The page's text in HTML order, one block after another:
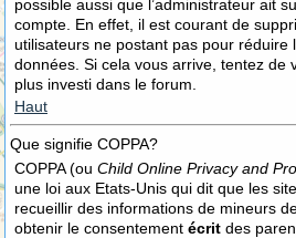
possible aussi que l’administrateur ait
compte. En effet, il est courant de
utilisateurs ne postant pas pour réduire
données. Si cela vous arrive, tentez de
plus investi dans le forum.
Haut
Que signifie COPPA?
COPPA (ou Child Online Privacy and
une loi aux Etats-Unis qui dit que les
recueillir des informations de mineurs
obtenir le consentement écrit des